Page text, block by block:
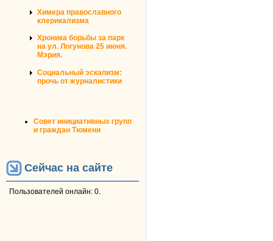
Химера православного
клерикализма
Хроника борьбы за парк
на ул. Логунова 25 июня.
Мэрия.
Социальный эскапизм:
прочь от журналистики
Совет инициативных групп
и граждан Тюмени
Сейчас на сайте
Пользователей онлайн: 0.